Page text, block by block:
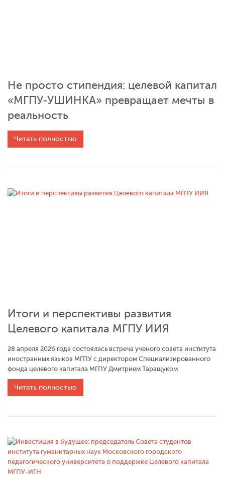
Не просто стипендия: целевой капитал
«МГПУ-УШИНКА» превращает мечты в
реальность
Читать полностью
Итоги и перспективы развития
Целевого капитала МГПУ ИИЯ
28 апреля 2026 года состоялась встреча ученого совета института
иностранных языков МГПУ с директором Специализированного
фонда целевого капитала МГПУ Дмитрием Таращуком
Читать полностью